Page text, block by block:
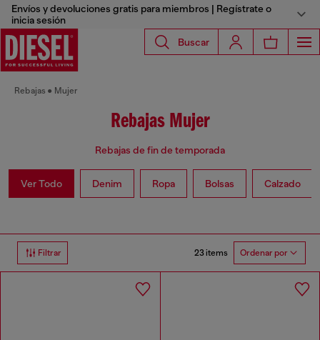
Envíos y devoluciones gratis para miembros | Regístrate o
inicia sesión
Buscar
Rebajas Mujer
Rebajas Mujer
Rebajas de fin de temporada
Ver Todo Denim Ropa Bolsas Calzado
Filtrar 23 items Ordenar por